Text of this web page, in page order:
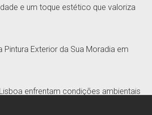
e um toque estético que valoriza
Pintura Exterior da Sua Moradia em
enfrentam condições ambientais